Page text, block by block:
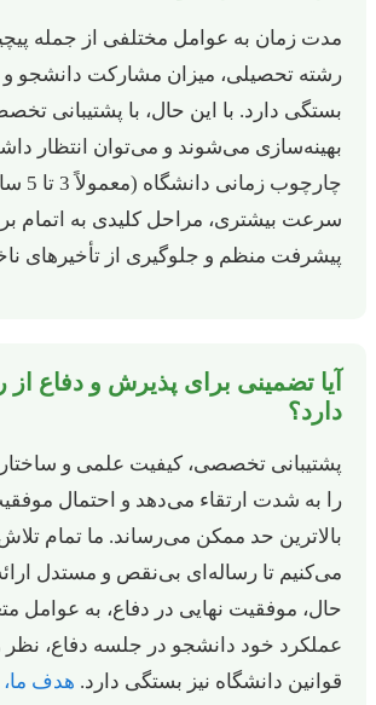
مدت زمان به عوامل مختلفی از جمله
رشته تحصیلی، میزان مشارکت دانشجو و
بستگی دارد. با این حال، با پشتیبانی
بهینه‌سازی می‌شوند و می‌توان انتظار
چارچوب
سرعت بیشتری، مراحل کلیدی به اتمام
پیشرفت منظم و جلوگیری از تأخیرهای
آیا تضمینی برای پذیرش و دفاع از
دارد؟
پشتیبانی تخصصی، کیفیت علمی و
را به شدت ارتقاء می‌دهد و احتمال
بالاترین حد ممکن می‌رساند. ما تمام تلاش
می‌کنیم تا رساله‌ای بی‌نقص و مستدل
حال، موفقیت نهایی در دفاع، به عوامل
عملکرد خود دانشجو در جلسه دفاع، نظر
قوانین دانشگاه نیز بستگی دارد. هدف ما،